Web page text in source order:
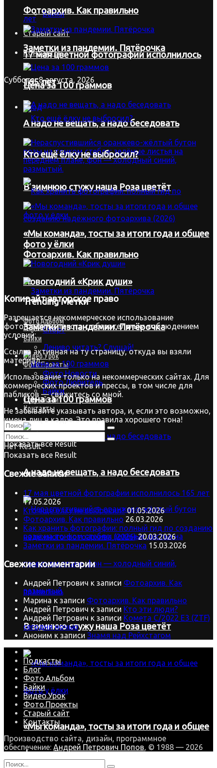
Байки
Старый сайт
Контакты
Суббота, 8 августа, 2026
Вход
Фотоархив. Как правильно
Заметки из пандемии. Пятёрочка
Цена за 100 граммов
А надо не вещать, а надо беседовать
В зимнюю стужу наша Роза цветёт
«Мы команда», тосты за итоги года и общее
фото у ёлки
Новогодний «Крик души»
Trending Метки
Фото.Альбом
Спорт
Байки
Лениво читать? Слушай!
Видео.Урок
Фото.Проекты
Фото.Новости
Фото.Любитель
Байки
Старый сайт
Контакты
Нет Result
Показать все Result
17 мая цветной фотографии исполнилось
165 лет
Кто ещё ёлку не выбросил?
Фотоархив. Как правильно
Заметки из пандемии. Пятёрочка
Цена за 100 граммов
А надо не вещать, а надо беседовать
В зимнюю стужу наша Роза цветёт
«Мы команда», тосты за итоги года и общее
фото у ёлки
Копирайтавторское право
Разрешается некоммерческое использование
фотографий и текста с обязательным соблюдением
условий:
Ссылка активная на ту страницу, откуда вы взяли
материал.
Использование только на некоммерческих сайтах. Для
коммерческих проектов и прессы, в том числе для
пабликов — свяжитесь со мной.
Не забывайте указывать автора, и, если это возможно,
имена лиц в кадре. Это правила хорошего тона!
Нет Result
Показать все Result
Свежие записи
17 мая цветной фотографии исполнилось 165 лет
17.05.2026
Кто ещё ёлку не выбросил? 01.05.2026
Фотоархив. Как правильно 26.03.2026
Как хранить фотографии: полный гид по созданию
надёжного фотоархива (2026) 20.03.2026
Заметки из пандемии. Пятёрочка 15.03.2026
Свежие комментарии
Андрей Петрович к записи Фотоархив. Как
правильно
Марина к записи Фотоархив. Как правильно
Андрей Петрович к записи Кто эти люди?
Андрей Петрович к записи Комета C/2022 E3 (ZTF)
сегодня ночью
Аноним к записи Знамя над Рейхстагом
Подкасты
Блог
Фото.Альбом
Байки
Видео.Урок
Фото.Проекты
Старый сайт
Контакты
Производство сайта, дизайн, программное
обеспечение: Андрей Петрович Попов, © 1988 — 2026